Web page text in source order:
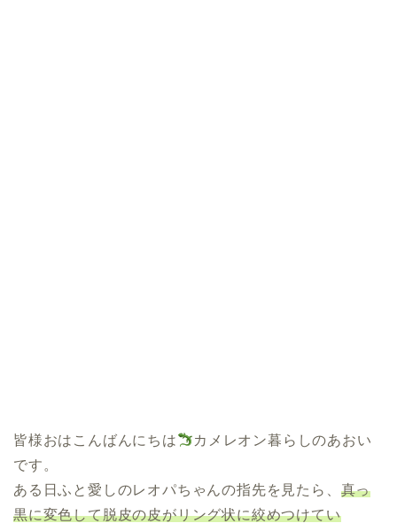
皆様おはこんばんにちは
カメレオン暮らしのあおい
です。
ある日ふと愛しのレオパちゃんの指先を見たら、 真っ
黒に変色して脱皮の皮がリング状に絞めつけてい